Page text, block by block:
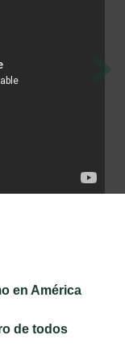
en América
de todos